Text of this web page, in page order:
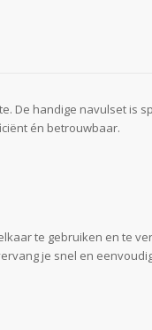
De handige navulset is
én betrouwbaar.
te gebruiken en te
je snel en